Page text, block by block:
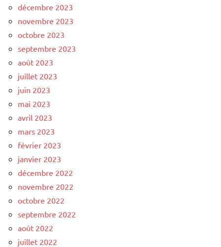
décembre 2023
novembre 2023
octobre 2023
septembre 2023
août 2023
juillet 2023
juin 2023
mai 2023
avril 2023
mars 2023
février 2023
janvier 2023
décembre 2022
novembre 2022
octobre 2022
septembre 2022
août 2022
juillet 2022